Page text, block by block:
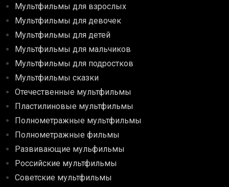
Мультфильмы для взрослых
Мультфильмы для девочек
Мультфильмы для детей
Мультфильмы для мальчиков
Мультфильмы для подростков
Мультфильмы сказки
Отечественные мультфильмы
Пластилиновые мультфильмы
Полнометражные мультфильмы
Полнометражные фильмы
Развивающие мульфильмы
Российские мультфильмы
Советские мультфильмы